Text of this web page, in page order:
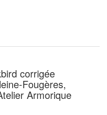
corrigée
Fougères,
Armorique